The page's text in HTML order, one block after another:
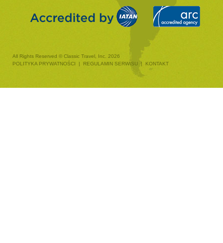
All Rights Reserved © Classic Travel, Inc. 2026
POLITYKA PRYWATNOŚCI
| REGULAMIN SERWISU | KONTAKT